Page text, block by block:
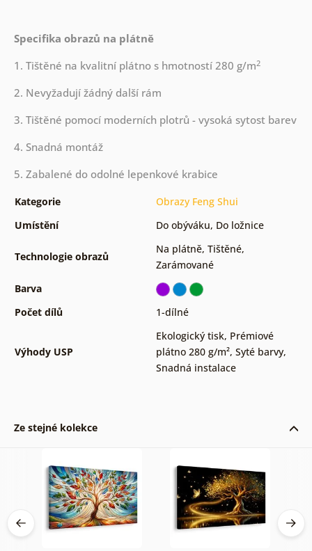
Specifika obrazů na plátně
1. Tištěné na kvalitní plátno s hmotností 280 g/m2
2. Nevyžadují žádný další rám
3. Tištěné pomocí moderních plotrů - vysoká sytost barev
4. Snadná montáž
5. Zabalené do odolné lepenkové krabice
Kategorie
Obrazy Feng Shui
Umístění
Do obýváku, Do ložnice
Technologie obrazů
Na plátně, Tištěné,
Zarámované
Barva
Počet dílů
1-dílné
Výhody USP
Ekologický tisk, Prémiové
plátno 280 g/m², Syté barvy,
Snadná instalace
Ze stejné kolekce